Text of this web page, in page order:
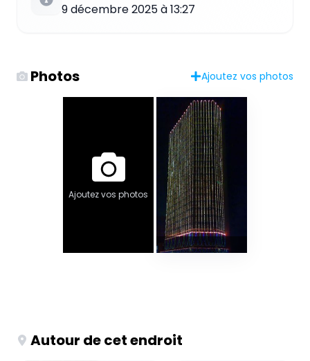
9 décembre 2025 à 13:27
Photos Ajoutez vos photos
Ajoutez vos photos
Autour de cet endroit